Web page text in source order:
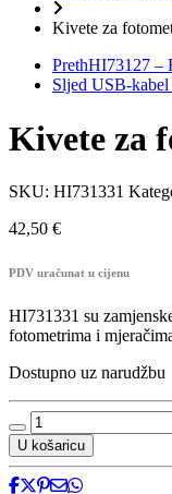
Kivete za
PrethHI73127 –
Sljed USB-
Kivete za
SKU: HI731331
42,50 €
PDV uračunat u cijenu
HI731331 su
fotometrima i
Dostupno uz narudžbu
Kivete
za
fotometre
HI731331
U košaricu